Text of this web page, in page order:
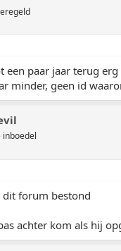
een paar jaar terug
minder, geen id
inboedel
dit forum bestond
achter kom als hij